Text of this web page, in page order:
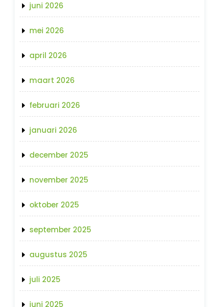
juni 2026
mei 2026
april 2026
maart 2026
februari 2026
januari 2026
december 2025
november 2025
oktober 2025
september 2025
augustus 2025
juli 2025
juni 2025